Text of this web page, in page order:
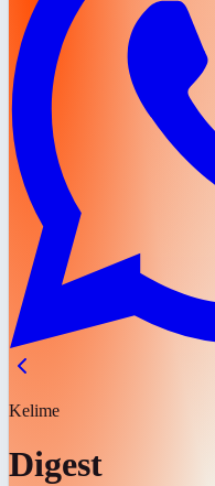
Kelime
Digest